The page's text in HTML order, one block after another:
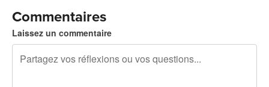
Commentaires
Laissez un commentaire